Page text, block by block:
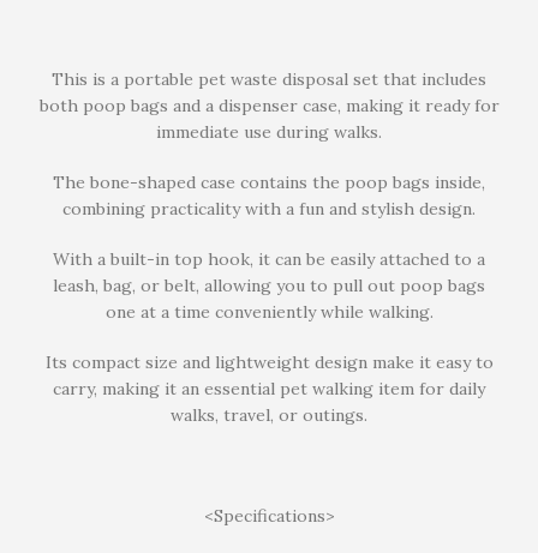
This is a portable pet waste disposal set that includes
both poop bags and a dispenser case, making it ready for
immediate use during walks.
The bone-shaped case contains the poop bags inside,
combining practicality with a fun and stylish design.
With a built-in top hook, it can be easily attached to a
leash, bag, or belt, allowing you to pull out poop bags
one at a time conveniently while walking.
Its compact size and lightweight design make it easy to
carry, making it an essential pet walking item for daily
walks, travel, or outings.
<Specifications>